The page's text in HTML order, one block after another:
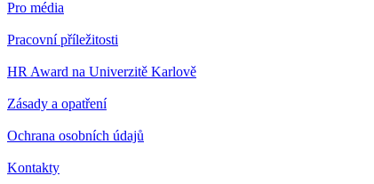
Pro média
Pracovní příležitosti
HR Award na Univerzitě Karlově
Zásady a opatření
Ochrana osobních údajů
Kontakty